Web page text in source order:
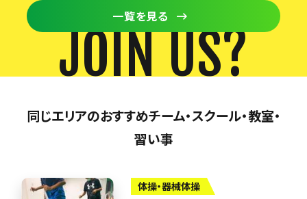
一覧を見る
JOIN US?
同じエリアのおすすめチーム・スクール・教室・
習い事
体操・器械体操